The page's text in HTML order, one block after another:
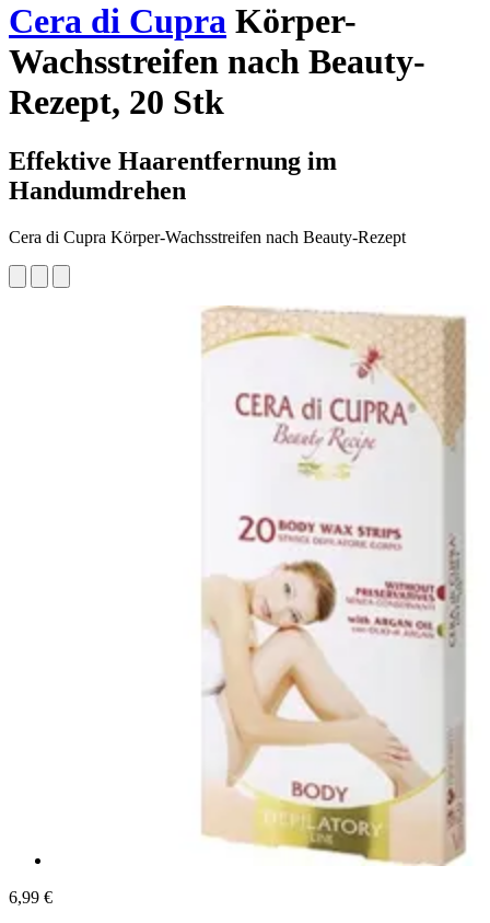
Cera di Cupra Körper-
Wachsstreifen nach Beauty-
Rezept, 20 Stk
Effektive Haarentfernung im
Handumdrehen
Cera di Cupra Körper-Wachsstreifen nach Beauty-Rezept
6,99 €